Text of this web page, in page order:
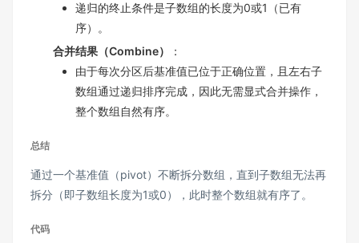
递归的终止条件是子数组的长度为0或1（已有
序）。
合并结果（Combine）
：
由于每次分区后基准值已位于正确位置，且左右子
数组通过递归排序完成，因此无需显式合并操作，
整个数组自然有序。
总结
通过一个基准值（pivot）不断拆分数组，直到子数组无法再
拆分（即子数组长度为1或0），此时整个数组就有序了。
代码